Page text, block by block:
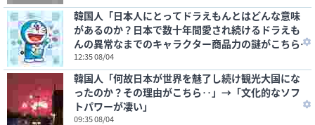
韓国人「日本人にとってドラえもんとはどんな意味
があるのか？日本で数十年間愛され続けるドラえも
んの異常なまでのキャラクター商品力の謎がこちら
です‥」
12:35 08/04
韓国人「何故日本が世界を魅了し続け観光大国にな
ったのか？その理由がこちら‥」→「文化的なソフ
トパワーが凄い」
09:35 08/04